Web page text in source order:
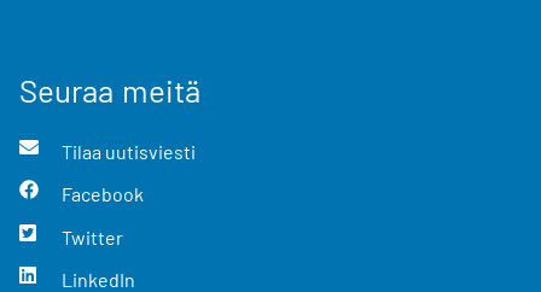
Seuraa meitä
Tilaa uutisviesti
Facebook
Twitter
LinkedIn